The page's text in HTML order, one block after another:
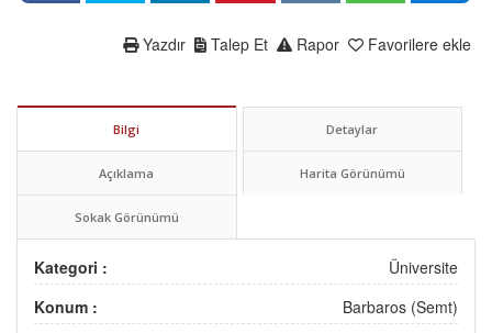
Favorilere ekle
Rapor
Talep Et
Yazdır
Bilgi Detaylar
Açıklama Harita Görünümü
Sokak Görünümü
Kategori :
Üniversite
Konum :
Barbaros (Semt)